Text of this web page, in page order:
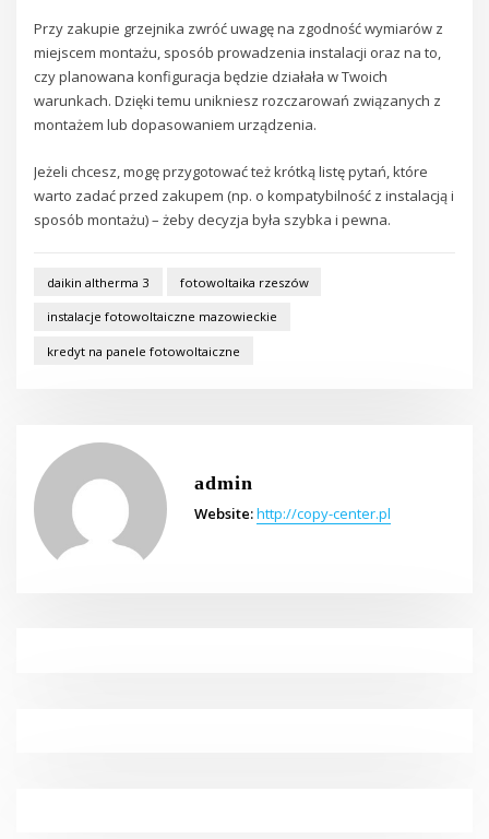
Przy zakupie grzejnika zwróć uwagę na zgodność wymiarów z
miejscem montażu, sposób prowadzenia instalacji oraz na to,
czy planowana konfiguracja będzie działała w Twoich
warunkach. Dzięki temu unikniesz rozczarowań związanych z
montażem lub dopasowaniem urządzenia.
Jeżeli chcesz, mogę przygotować też krótką listę pytań, które
warto zadać przed zakupem (np. o kompatybilność z instalacją i
sposób montażu) – żeby decyzja była szybka i pewna.
daikin altherma 3 fotowoltaika rzeszów
instalacje fotowoltaiczne mazowieckie
kredyt na panele fotowoltaiczne
admin
Website:http://copy-center.pl